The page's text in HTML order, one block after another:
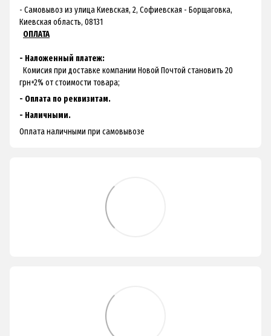
- Самовывоз из улица Киевская, 2, Софиевская - Борщаговка,
Киевская область, 08131
ОПЛАТА
- Наложенный платеж:
Комисия при доставке компании Новой Почтой становить 20
грн+2% от стоимости товара;
- Оплата по реквизитам.
- Наличными.
Оплата наличными при самовывозе